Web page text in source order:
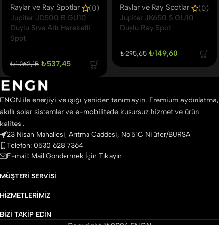
Raylar ve Ray Spotlar
(0)
Jupiter JD500 B GU10
Duylu Sıva Altı Hareketli
Spot
₺1.062,15 ₺537,45
Raylar ve Ray Spotlar
(0)
Jupiter JK650 S GU10
Duylu Ray Spot
₺295,65 ₺149,60
ENGN ile enerjiyi ve ışığı yeniden tanımlayın. Premium aydınlatma,
akıllı solar sistemler ve e-mobilitede kusursuz hizmet ve ürün
kalitesi.
23 Nisan Mahallesi, Arıtma Caddesi, No:51C Nilüfer/BURSA
Telefon: 0530 628 7364
E-mail: Mail Göndermek İçin Tıklayın
MÜŞTERI SERVISI
HIZMETLERIMIZ
BIZI TAKIP EDIN